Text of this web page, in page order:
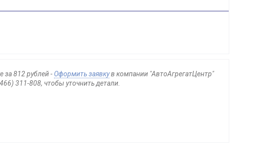
за 812 рублей - Оформить заявкув компании "АвтоАгрегатЦентр"
311-808, чтобы уточнить детали.